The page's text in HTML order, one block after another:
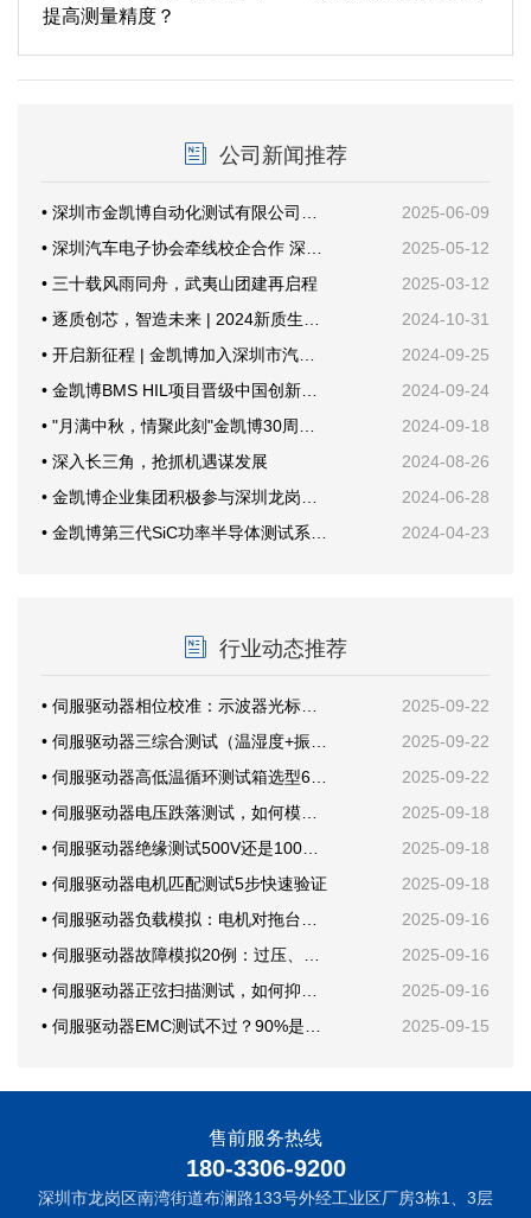
提高测量精度？
公司新闻推荐
2025-06-09
2025-05-12
• 三十载风雨同舟，武夷山团建再启程
2025-03-12
2024-10-31
2024-09-25
2024-09-24
2024-09-18
• 深入长三角，抢抓机遇谋发展
2024-08-26
2024-06-28
2024-04-23
行业动态推荐
2025-09-22
2025-09-22
2025-09-22
2025-09-18
2025-09-18
• 伺服驱动器电机匹配测试5步快速验证
2025-09-18
2025-09-16
2025-09-16
2025-09-16
2025-09-15
售前服务热线
180-3306-9200
深圳市龙岗区南湾街道布澜路133号外经工业区厂房3栋1、3层